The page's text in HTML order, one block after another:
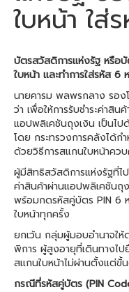
ใบหน้า ใส่
บัตรสวัสดิการแห่งรัฐ หรือ
ใบหน้า และทำการใส่รหัส 6
นายคารม พลพรกลาง รอง
ว่า เพื่อให้การรับชำระค่าสิ
แอปพลิเคชันถุงเงิน เป็นไป
โดย กระทรวงการคลังได้ก
ด้วยวิธีการสแกนใบหน้าคว
ผู้มีสิทธิสวัสดิการแห่งรัฐที่ไ
ค่าสินค้าผ่านแอปพลิเคชันถุ
พร้อมกดรหัสคู่บัตร PIN 6
ใบหน้าทุกครั้ง
ยกเว้น กลุ่มผู้มอบอำนาจใ
พิการ ผู้สูงอายุที่เดินทางไ
สแกนใบหน้าไม่ผ่านตั้งแต่
กรณีที่รหัสคู่บัตร (PIN